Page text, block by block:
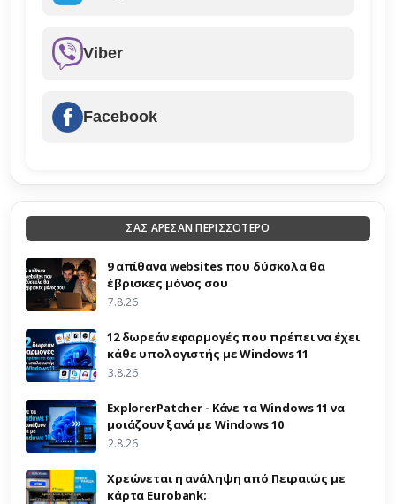
Viber
Facebook
ΣΑΣ ΑΡΕΣΑΝ ΠΕΡΙΣΣΟΤΕΡΟ
9 απίθανα websites που δύσκολα θα
έβρισκες μόνος σου
7.8.26
12 δωρεάν εφαρμογές που πρέπει να έχει
κάθε υπολογιστής με Windows 11
3.8.26
ExplorerPatcher - Κάνε τα Windows 11 να
μοιάζουν ξανά με Windows 10
2.8.26
Χρεώνεται η ανάληψη από Πειραιώς με
κάρτα Eurobank;